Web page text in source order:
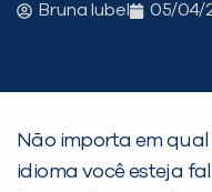
Bruna Iubel 05/04/
Não importa em
idioma você esteja